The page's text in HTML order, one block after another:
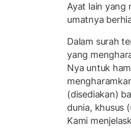
Ayat lain yang
umatnya
Dalam surah
yang
Nya untuk
(disediakan)
dunia, khusus
Kami